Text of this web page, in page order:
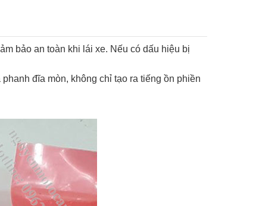
bảo an toàn khi lái xe. Nếu có dấu hiệu bị
đĩa mòn, không chỉ tạo ra tiếng ồn phiền